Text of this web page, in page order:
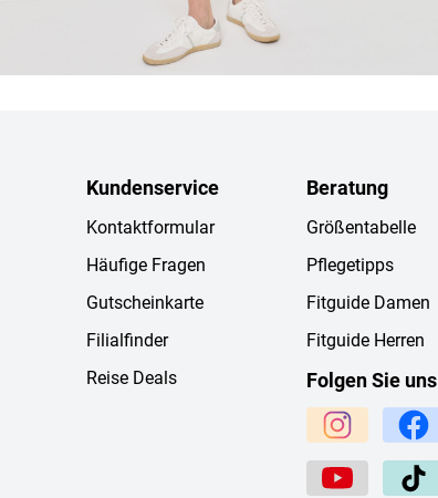
Kundenservice
Kontaktformular
Häufige Fragen
Gutscheinkarte
Filialfinder
Reise Deals
Beratung
Größentabelle
Pflegetipps
Fitguide Damen
Fitguide Herren
Folgen Sie uns